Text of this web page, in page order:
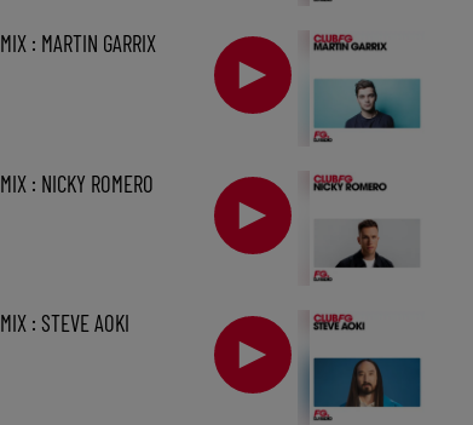
MIX : MARTIN GARRIX
MIX : NICKY ROMERO
MIX : STEVE AOKI